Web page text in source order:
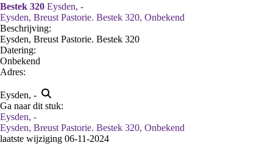
Bestek 320 Eysden, -
Eysden, Breust Pastorie. Bestek 320, Onbekend
Beschrijving:
Eysden, Breust Pastorie. Bestek 320
Datering:
Onbekend
Adres:
Eysden, -
Ga naar dit stuk:
Eysden, -
Eysden, Breust Pastorie. Bestek 320, Onbekend
laatste wijziging 06-11-2024